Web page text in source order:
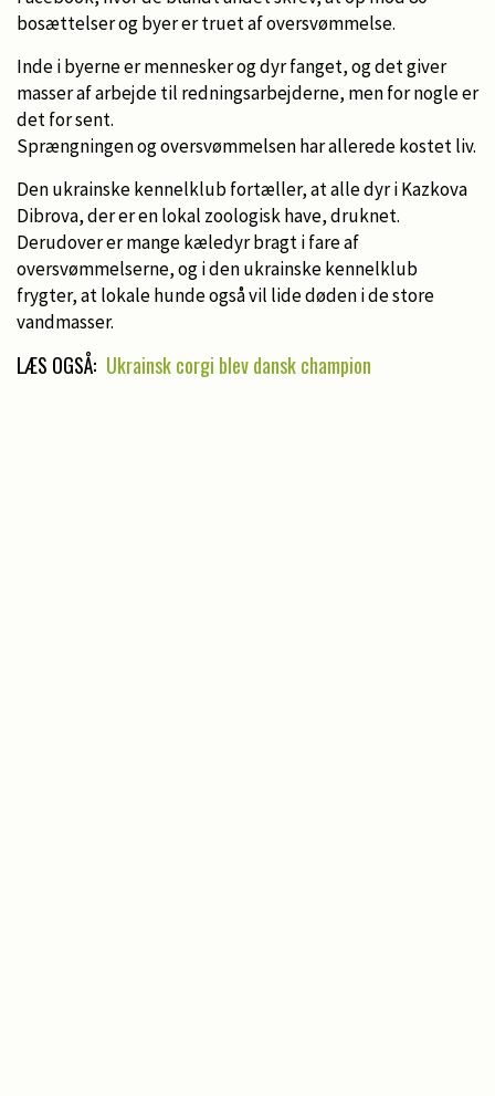
bosættelser og byer er truet af oversvømmelse.
Inde i byerne er mennesker og dyr fanget, og det giver
masser af arbejde til redningsarbejderne, men for nogle er
det for sent.
Sprængningen og oversvømmelsen har allerede kostet liv.
Den ukrainske kennelklub fortæller, at alle dyr i Kazkova
Dibrova, der er en lokal zoologisk have, druknet.
Derudover er mange kæledyr bragt i fare af
oversvømmelserne, og i den ukrainske kennelklub
frygter, at lokale hunde også vil lide døden i de store
vandmasser.
LÆS OGSÅ: Ukrainsk corgi blev dansk champion